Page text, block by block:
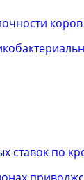
ставок по